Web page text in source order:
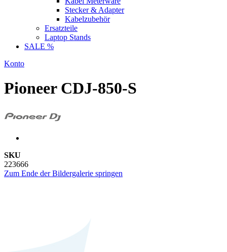
Stecker & Adapter
Kabelzubehör
Ersatzteile
Laptop Stands
SALE %
Konto
Pioneer CDJ-850-S
SKU
223666
Zum Ende der Bildergalerie springen